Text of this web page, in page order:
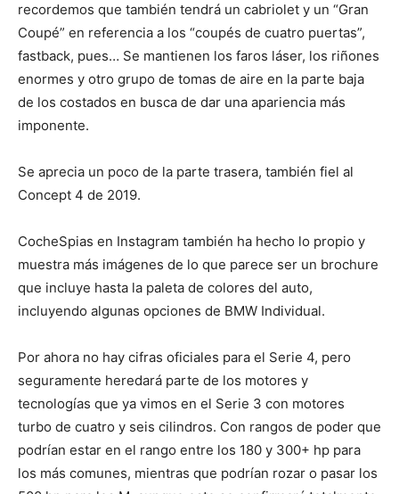
recordemos que también tendrá un cabriolet y un “Gran
Coupé” en referencia a los “coupés de cuatro puertas”,
fastback, pues… Se mantienen los faros láser, los riñones
enormes y otro grupo de tomas de aire en la parte baja
de los costados en busca de dar una apariencia más
imponente.
Se aprecia un poco de la parte trasera, también fiel al
Concept 4 de 2019.
CocheSpias en Instagram también ha hecho lo propio y
muestra más imágenes de lo que parece ser un brochure
que incluye hasta la paleta de colores del auto,
incluyendo algunas opciones de BMW Individual.
Por ahora no hay cifras oficiales para el Serie 4, pero
seguramente heredará parte de los motores y
tecnologías que ya vimos en el Serie 3 con motores
turbo de cuatro y seis cilindros. Con rangos de poder que
podrían estar en el rango entre los 180 y 300+ hp para
los más comunes, mientras que podrían rozar o pasar los